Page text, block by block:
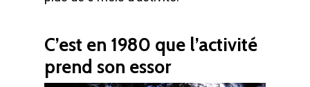
C’est en 1980 que l’activité
prend son essor